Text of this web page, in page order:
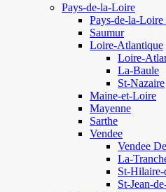
Pays-de-la-Loire
Pays-de-la-Loire
Saumur
Loire-Atlantique
Loire-
La-Baule
St-Nazaire
Maine-et-Loire
Mayenne
Sarthe
Vendee
Vendee
La-
St-Hilaire-
St-Jean-